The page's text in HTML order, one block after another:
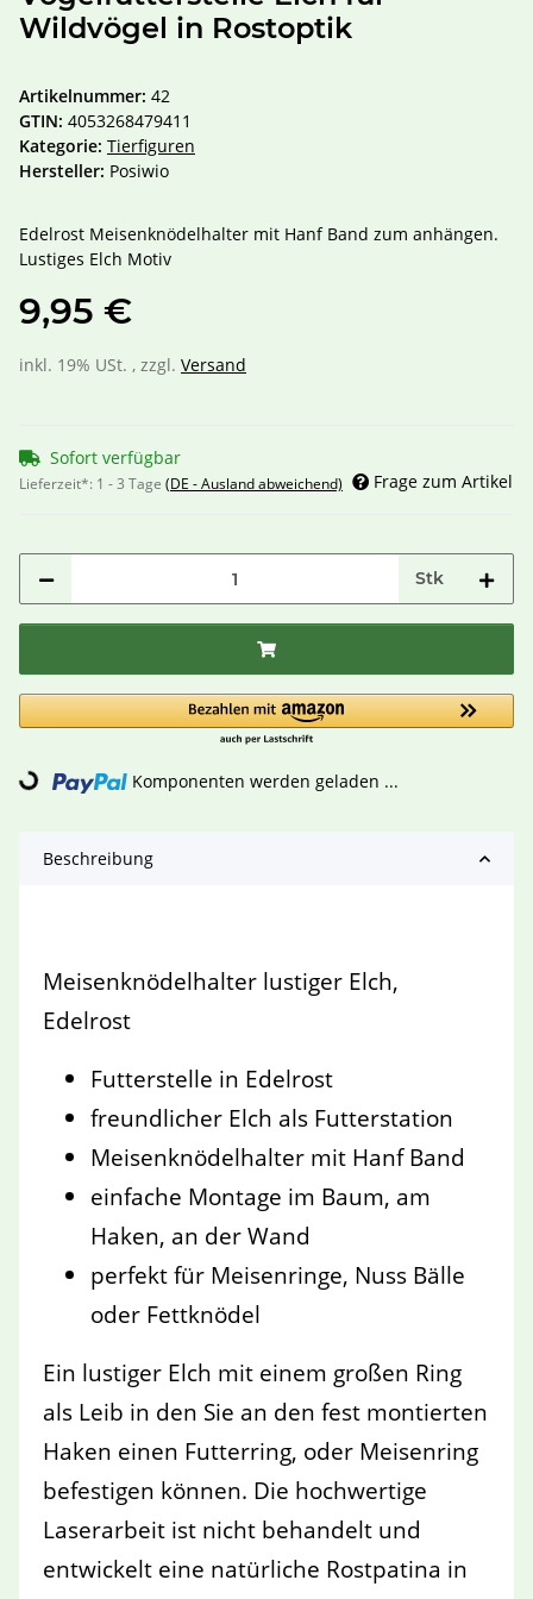
Wildvögel in Rostoptik
Artikelnummer: 42
GTIN: 4053268479411
Kategorie: Tierfiguren
Hersteller: Posiwio
Edelrost Meisenknödelhalter mit Hanf Band zum anhängen.
Lustiges Elch Motiv
9,95 €
inkl. 19% USt. , zzgl. Versand
Sofort verfügbar
Lieferzeit*: 1 - 3 Tage (DE - Ausland abweichend) Frage zum Artikel
Stk
Loading... Komponenten werden geladen ...
Beschreibung
Meisenknödelhalter lustiger Elch,
Edelrost
Futterstelle in Edelrost
freundlicher Elch als Futterstation
Meisenknödelhalter mit Hanf Band
einfache Montage im Baum, am
Haken, an der Wand
perfekt für Meisenringe, Nuss Bälle
oder Fettknödel
Ein lustiger Elch mit einem großen Ring
als Leib in den Sie an den fest montierten
Haken einen Futterring, oder Meisenring
befestigen können. Die hochwertige
Laserarbeit ist nicht behandelt und
entwickelt eine natürliche Rostpatina in